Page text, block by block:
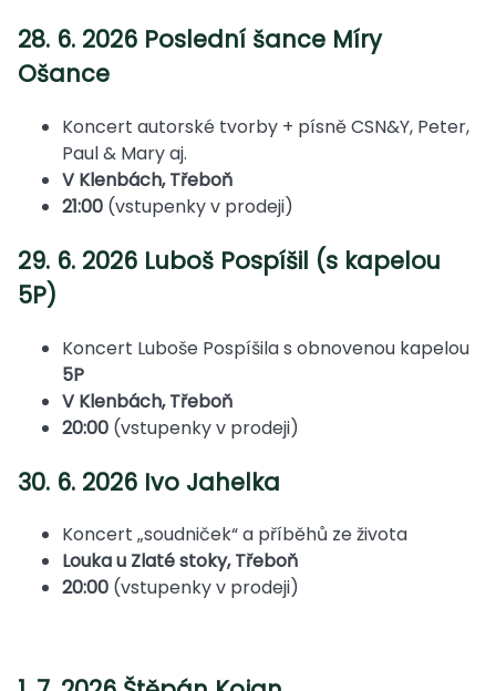
28. 6. 2026 Poslední šance Míry
Ošance
Koncert autorské tvorby + písně CSN&Y, Peter,
Paul & Mary aj.
V Klenbách, Třeboň
21:00 (vstupenky v prodeji)
29. 6. 2026 Luboš Pospíšil (s kapelou
5P)
Koncert Luboše Pospíšila s obnovenou kapelou
5P
V Klenbách, Třeboň
20:00 (vstupenky v prodeji)
30. 6. 2026 Ivo Jahelka
Koncert „soudniček“ a příběhů ze života
Louka u Zlaté stoky, Třeboň
20:00 (vstupenky v prodeji)